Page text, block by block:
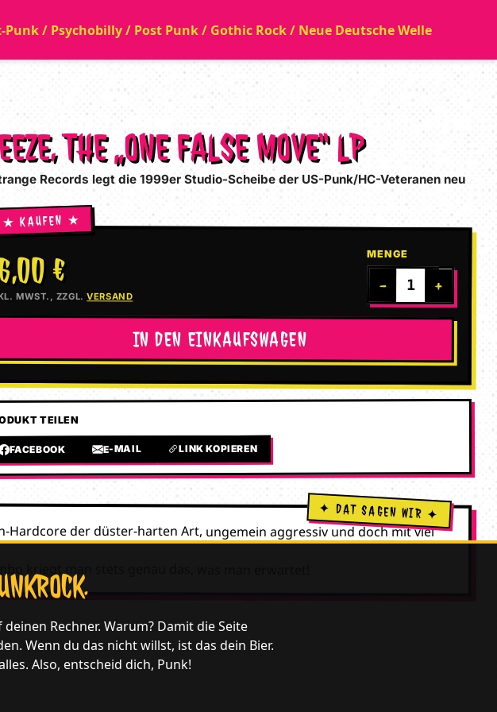
/ Psychobilly / Post Punk / Gothic Rock / Neue Deutsche Welle
THE „ONE FALSE MOVE“ LP
Records legt die 1999er Studio-Scheibe der US-Punk/HC-Veteranen neu
€
MWST., ZZGL.VERSAND
MENGE
− +
IN DEN EINKAUFSWAGEN
TEILEN
FACEBOOK E-MAIL LINK KOPIEREN
Hardcore der düster-harten Art, ungemein aggressiv und doch mit viel
Rechner. Warum? Damit die Seite
Wenn du das nicht willst, ist das dein Bier.
Also, entscheid dich, Punk!